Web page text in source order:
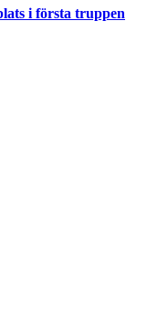
i första truppen